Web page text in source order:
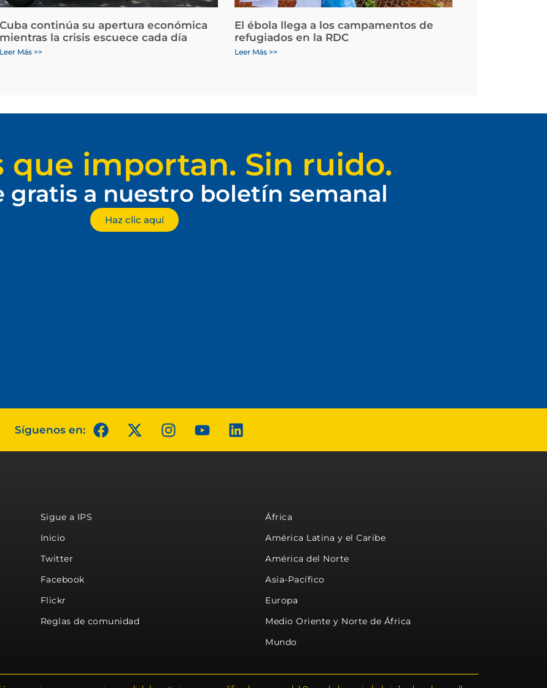
Cuba continúa su apertura económica
mientras la crisis escuece cada día
Leer Más >>
El ébola llega a los campamentos de
refugiados en la RDC
Leer Más >>
que importan. Sin ruido.
gratis a nuestro boletín semanal
Haz clic aquí
Síguenos en:
Sigue a IPS
Inicio
Twitter
Facebook
Flickr
Reglas de comunidad
África
América Latina y el Caribe
América del Norte
Asia-Pacífico
Europa
Medio Oriente y Norte de África
Mundo